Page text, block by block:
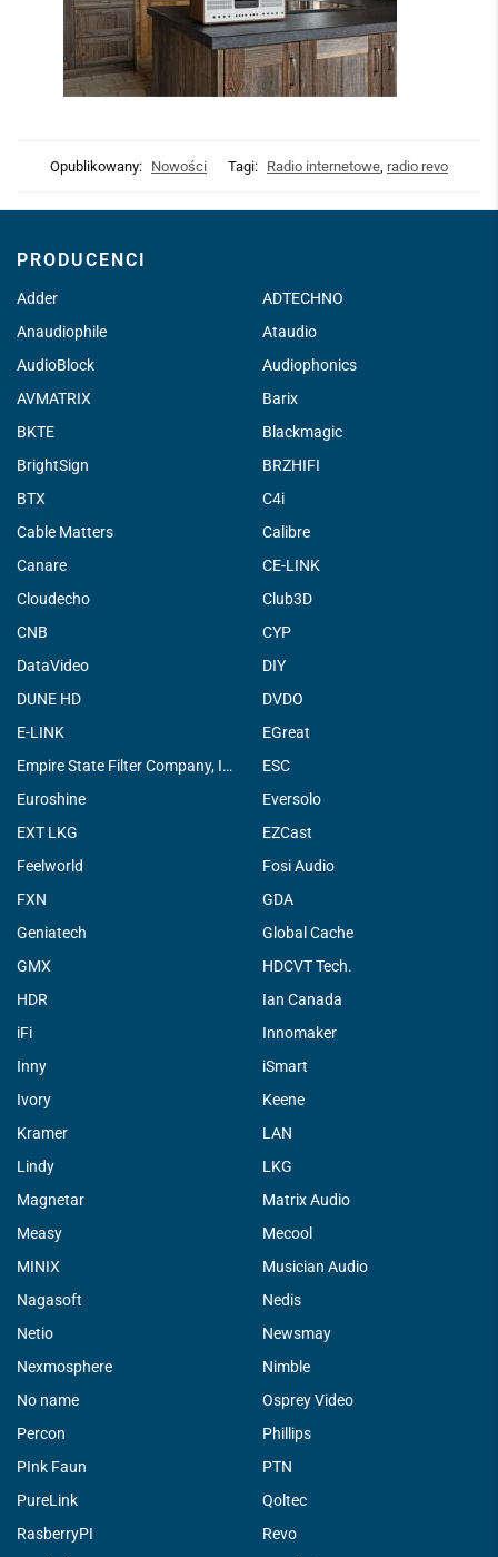
Opublikowany: Nowości Tagi: Radio internetowe, radio revo
PRODUCENCI
Adder
ADTECHNO
Anaudiophile
Ataudio
AudioBlock
Audiophonics
AVMATRIX
Barix
BKTE
Blackmagic
BrightSign
BRZHIFI
BTX
C4i
Cable Matters
Calibre
Canare
CE-LINK
Cloudecho
Club3D
CNB
CYP
DataVideo
DIY
DUNE HD
DVDO
E-LINK
EGreat
Empire State Filter Company, INC.
ESC
Euroshine
Eversolo
EXT LKG
EZCast
Feelworld
Fosi Audio
FXN
GDA
Geniatech
Global Cache
GMX
HDCVT Tech.
HDR
Ian Canada
iFi
Innomaker
Inny
iSmart
Ivory
Keene
Kramer
LAN
Lindy
LKG
Magnetar
Matrix Audio
Measy
Mecool
MINIX
Musician Audio
Nagasoft
Nedis
Netio
Newsmay
Nexmosphere
Nimble
No name
Osprey Video
Percon
Phillips
PInk Faun
PTN
PureLink
Qoltec
RasberryPI
Revo